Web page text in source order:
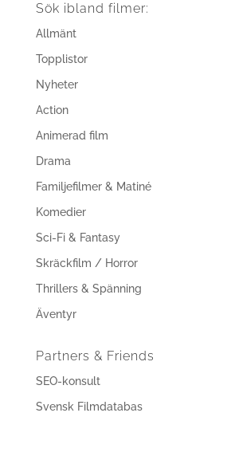
Sök ibland filmer:
Allmänt
Topplistor
Nyheter
Action
Animerad film
Drama
Familjefilmer & Matiné
Komedier
Sci-Fi & Fantasy
Skräckfilm / Horror
Thrillers & Spänning
Äventyr
Partners & Friends
SEO-konsult
Svensk Filmdatabas